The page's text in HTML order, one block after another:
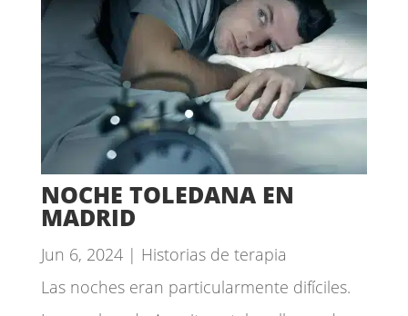
NOCHE TOLEDANA EN
MADRID
Jun 6, 2024| Historias de terapia
Las noches eran particularmente difíciles.